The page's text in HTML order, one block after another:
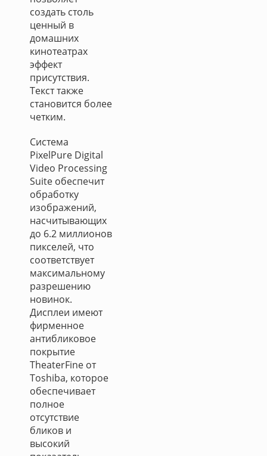
создать столь
ценный в
домашних
кинотеатрах
эффект
присутствия.
Текст также
становится более
четким.
Система
PixelPure Digital
Video Processing
Suite обеспечит
обработку
изображений,
насчитывающих
до 6.2 миллионов
пикселей, что
соответствует
максимальному
разрешению
новинок.
Дисплеи имеют
фирменное
антибликовое
покрытие
TheaterFine от
Toshiba, которое
обеспечивает
полное
отсутствие
бликов и
высокий